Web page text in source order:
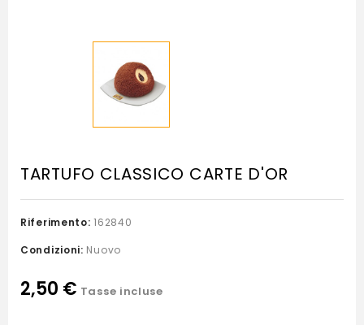
TARTUFO CLASSICO CARTE D'OR
Riferimento: 162840
Condizioni: Nuovo
2,50 € Tasse incluse